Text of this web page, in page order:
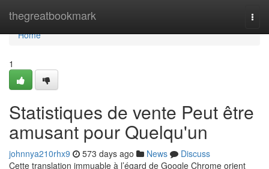
thegreatbookmark
Home
Home
1
Statistiques de vente Peut être
amusant pour Quelqu'un
johnnya210rhx9 573 days ago News
Discuss
Cette translation immuable à l’égard de Google Chrome orient